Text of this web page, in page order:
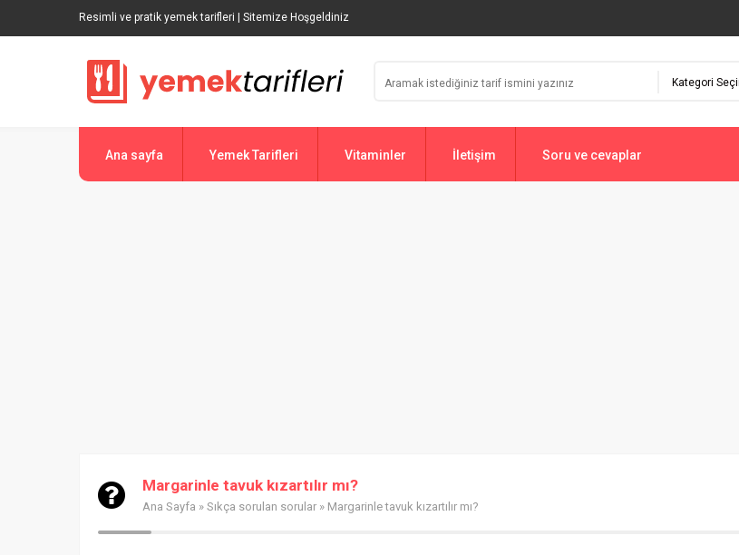
Resimli ve pratik yemek tarifleri | Sitemize Hoşgeldiniz
Ana sayfa Yemek Tarifleri Vitaminler İletişim Soru ve cevaplar
Margarinle tavuk kızartılır mı?
Ana Sayfa » Sıkça sorulan sorular » Margarinle tavuk kızartılır mı?